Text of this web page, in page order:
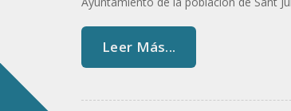
Leer Más...